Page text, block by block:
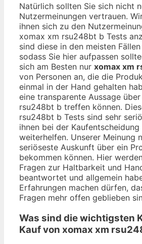
Natürlich sollten Sie sich nicht
Nutzermeinungen vertrauen.
ihnen sich zu den
xomax xm rsu248bt b Tests
sind diese in den meisten
sodass Sie hier aufpassen
sich am Besten nur xomax xm
von Personen an, die die
einmal in der Hand gehalten
eine transparente Aussage
rsu248bt b treffen können.
rsu248bt b Tests sind sehr
ihnen bei der
weiterhelfen. Unserer Meinung
seriöseste Auskunft über ein
bekommen können. Hier
Fragen zur Haltbarkeit und
beantwortet und allgemein
Erfahrungen machen dürfen,
Fragen mehr offen geblieben
Was sind die wichtigsten
Kauf von xomax xm